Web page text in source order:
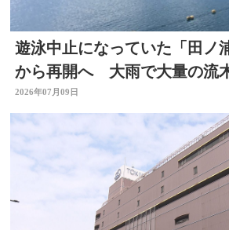
遊泳中止になっていた「田ノ
から再開へ 大雨で大量の流
る 大分
2026年07月09日